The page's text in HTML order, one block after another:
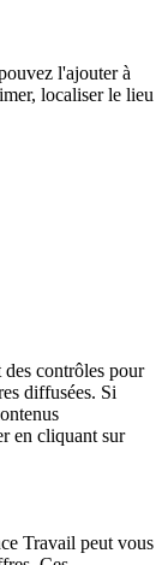
l'ajouter à
localiser le lieu
contrôles pour
diffusées. Si
en cliquant sur
Travail peut vous